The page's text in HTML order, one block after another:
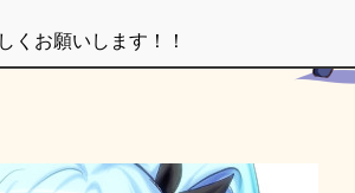
くお願いします！！